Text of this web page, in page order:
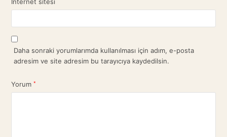
Daha sonraki yorumlarımda kullanılması için adım, e-posta
adresim ve site adresim bu tarayıcıya kaydedilsin.
Yorum*